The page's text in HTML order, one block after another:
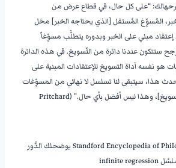
“على كل حال، في قطاع عرض من
المُسوِّغ المُستقل [الذي يحتاجه الخبر] محَل
مبني على الخبر وبدوره يتطلَّب مسوِّغاً
ستتكون عندنا دائرة من التّسويغ. في هذه الدائرة
هو نفسه آداة التسويغ للإعتقادات المبنية على
هذا، سيتبقى لنا تسلسل لا نهائي من المسوِّغات
[التي تفتقر هي نفسها للتسويغ]، وهذا ليس أفضل بأي حال.” (Pritchard
وده جزء تاني من Standford Encyclopedia of Philosophy يوضحلك الدَّور